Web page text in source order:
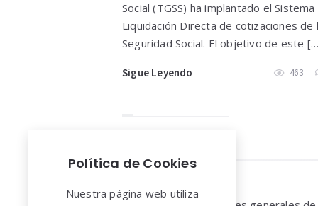
Social (TGSS) ha implantado el Sistema
Liquidación Directa de cotizaciones de
Seguridad Social. El objetivo de este
Sigue Leyendo 463
Widgets
Política de Cookies
Nuestra página web utiliza